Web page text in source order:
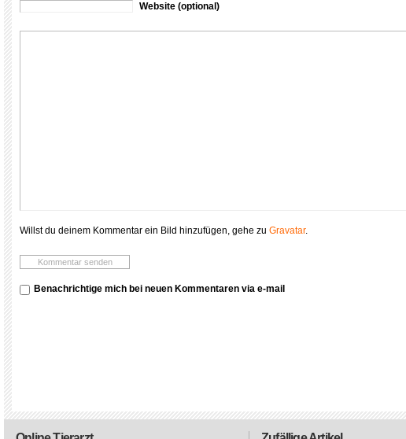
Website (optional)
Willst du deinem Kommentar ein Bild hinzufügen, gehe zu Gravatar.
Benachrichtige mich bei neuen Kommentaren via e-mail